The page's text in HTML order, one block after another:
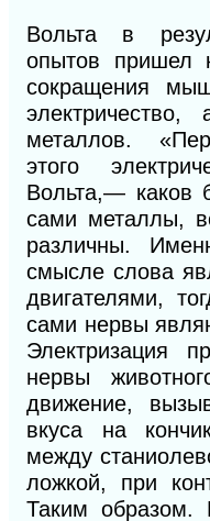
Вольта в
опытов пришел
сокращения
электричество,
металлов.
этого
Вольта,— каков
сами металлы,
различны.
смысле слова
двигателями,
сами нервы
Электризация
нервы
движение,
вкуса на
между
ложкой, при
Таким образом.